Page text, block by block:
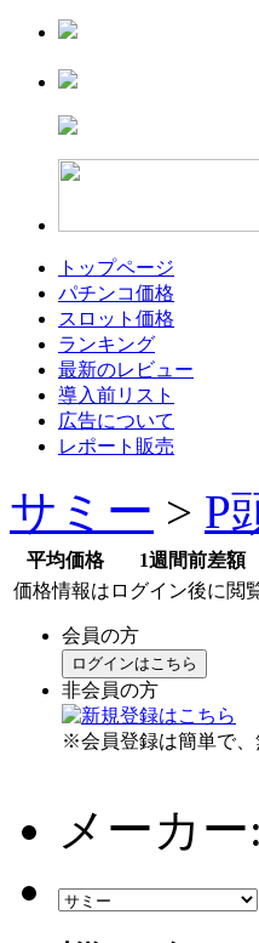
トップページ
パチンコ価格
スロット価格
ランキング
最新のレビュー
導入前リスト
広告について
レポート販売
サミー > P
平均価格 1週間前差額
価格情報はログイン後に閲
会員の方
ログインはこちら
非会員の方
※会員登録は簡単で、
メーカー: